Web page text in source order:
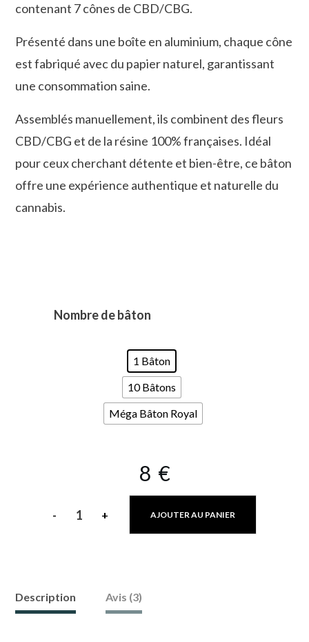
contenant 7 cônes de CBD/CBG.
Présenté dans une boîte en aluminium, chaque cône
est fabriqué avec du papier naturel, garantissant
une consommation saine.
Assemblés manuellement, ils combinent des fleurs
CBD/CBG et de la résine 100% françaises. Idéal
pour ceux cherchant détente et bien-être, ce bâton
offre une expérience authentique et naturelle du
cannabis.
Nombre de bâton
1 Bâton
10 Bâtons
Méga Bâton Royal
8 €
-
quantité
Royal
CBD
+ AJOUTER AU PANIER
Description Avis (3)